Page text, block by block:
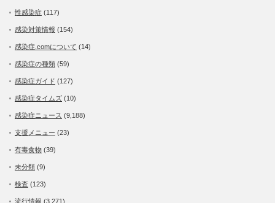
性感染症 (117)
感染対策情報 (154)
感染症.comについて (14)
感染症の種類 (59)
感染症ガイド (127)
感染症タイムズ (10)
感染症ニュース (9,188)
支援メニュー (23)
有毒食物 (39)
未分類 (9)
検査 (123)
流行情報 (3,271)